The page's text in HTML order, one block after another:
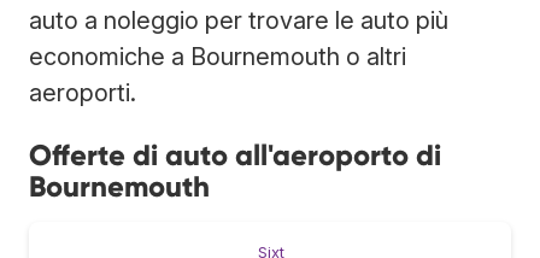
auto a noleggio per trovare le auto più
economiche a Bournemouth o altri
aeroporti.
Offerte di auto all'aeroporto di
Bournemouth
Sixt